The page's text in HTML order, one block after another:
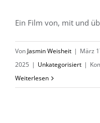
Ein Film von, mit und
Von Jasmin Weisheit | März
2025 | Unkategorisiert |
Weiterlesen